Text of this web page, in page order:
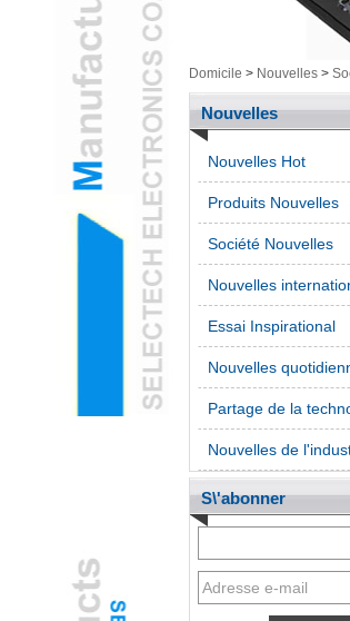
stylo
Domicile > Nouvelles >
Nouvelles
Nouvelles Hot
Produits Nouvelles
Société Nouvelles
Nouvelles
Essai Inspirational
Nouvelles
Partage de la
Nouvelles de
S\'abonner